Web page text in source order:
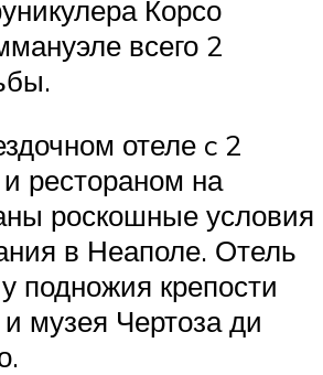
Корсо
всего 2
отеле c 2
рестораном на
роскошные условия
в Неаполе. Отель
подножия крепости
музея Чертоза ди